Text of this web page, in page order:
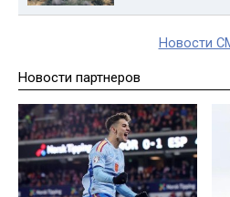
Новости
Новости партнеров